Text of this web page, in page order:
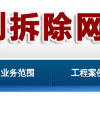
业务范围 工程案